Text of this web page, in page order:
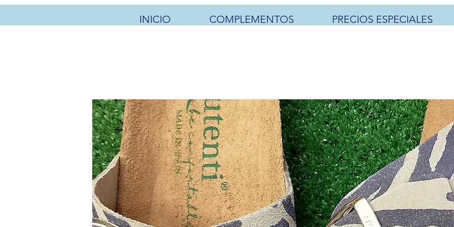
INICIO COMPLEMENTOS PRECIOS ESPECIALES